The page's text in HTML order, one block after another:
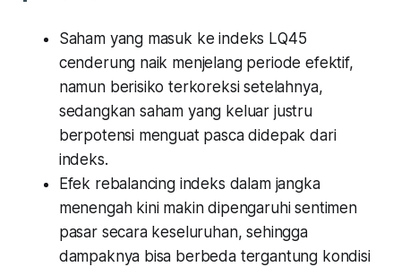
Saham yang masuk ke indeks LQ45
cenderung naik menjelang periode efektif,
namun berisiko terkoreksi setelahnya,
sedangkan saham yang keluar justru
berpotensi menguat pasca didepak dari
indeks.
Efek rebalancing indeks dalam jangka
menengah kini makin dipengaruhi sentimen
pasar secara keseluruhan, sehingga
dampaknya bisa berbeda tergantung kondisi